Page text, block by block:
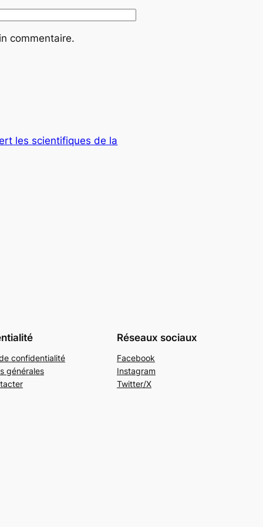
commentaire.
les scientifiques de la
confidentialité
générales
Réseaux sociaux
Facebook
Instagram
Twitter/X